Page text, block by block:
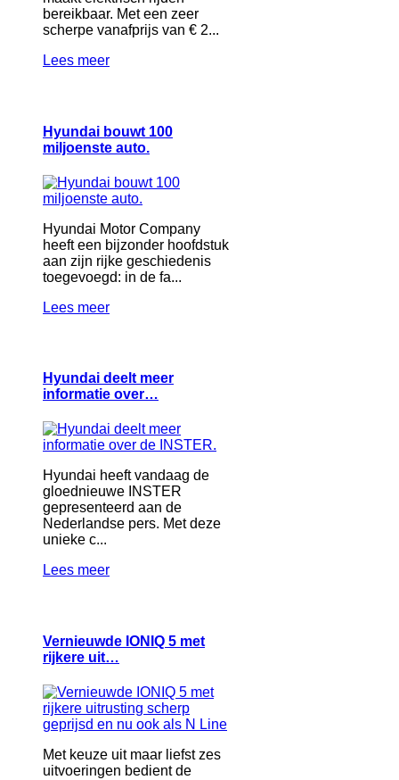
bereikbaar. Met een zeer
scherpe vanafprijs van € 2...
Lees meer
Hyundai bouwt 100
miljoenste auto.
Hyundai Motor Company
heeft een bijzonder hoofdstuk
aan zijn rijke geschiedenis
toegevoegd: in de fa...
Lees meer
Hyundai deelt meer
informatie over…
Hyundai heeft vandaag de
gloednieuwe INSTER
gepresenteerd aan de
Nederlandse pers. Met deze
unieke c...
Lees meer
Vernieuwde IONIQ 5 met
rijkere uit…
Met keuze uit maar liefst zes
uitvoeringen bedient de